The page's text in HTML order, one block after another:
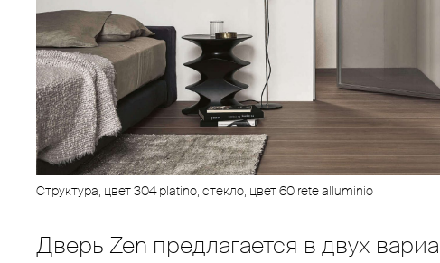
Структура, цвет 304 platino, стекло, цвет 60 rete alluminio
Дверь Zen предлагается в двух